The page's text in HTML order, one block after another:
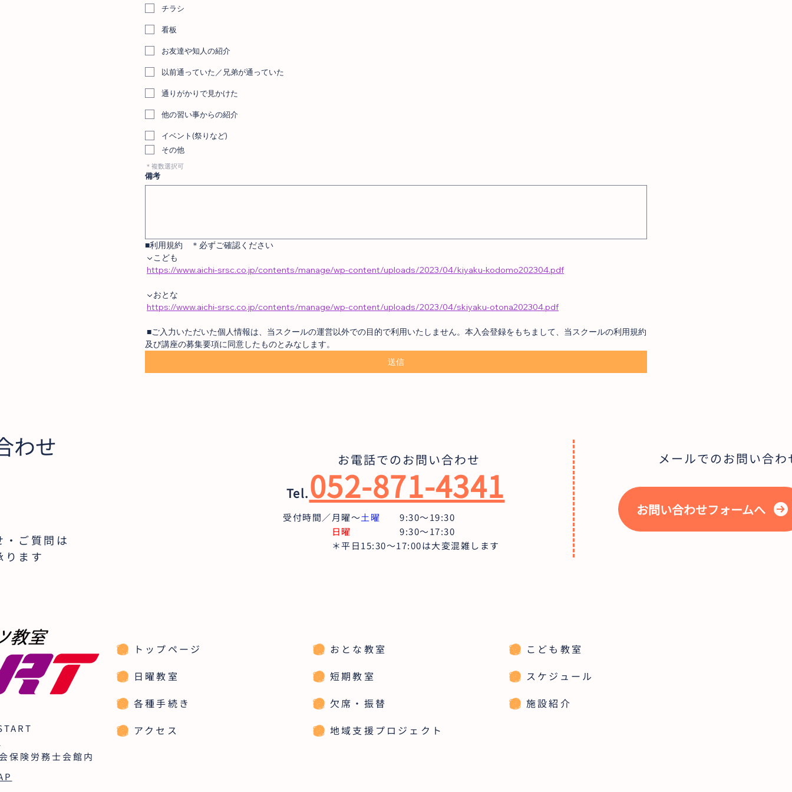
チラシ
看板
お友達や知人の紹介
以前通っていた／兄弟が通っていた
通りがかりで見かけた
他の習い事からの紹介
イベント(祭りなど)
その他
＊複数選択可
備考
■利用規約　＊必ずご確認ください
▼こども
https://www.aichi-srsc.co.jp/contents/manage/wp-content/uploads/2023/04/kiyaku-kodomo202304.pdf
▼おとな
https://www.aichi-srsc.co.jp/contents/manage/wp-content/uploads/2023/04/skiyaku-otona202304.pdf
■ご入力いただいた個人情報は、当スクールの運営以外での目的で利用いたしません。本入会登録をもちまして、当スクールの利用規約
及び講座の募集要項に同意したものとみなします。
送信
わせ
・ご質問は
ります
お電話でのお問い合わせ
Tel.052-871-4341
受付時間／月曜〜土曜 9:30〜19:30
日曜
9:30～17:30
＊平日15:30～17:00は大変混雑します
メールでのお問い合わ
お問い合わせフォームへ
保険労務士会館内
トップページ
日曜教室
各種手続き
アクセス
おとな教室
短期教室
欠席・振替
地域支援プロジェクト
こども教室
スケジュール
施設紹介